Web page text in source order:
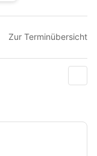
Zur Terminübersicht